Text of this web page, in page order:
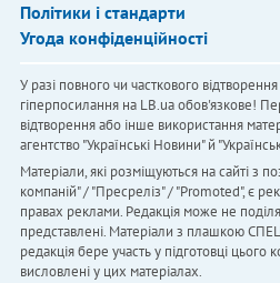
Політики і стандарти
Угода конфіденційності
У разі повного чи часткового
гіперпосилання на LB.ua обов'язкове!
відтворення або інше використання
агентство "Українськi Новини" й
Матеріали, які розміщуються на сайті з
компаній" / "Пресреліз" / "Promoted", є
правах реклами. Редакція може не
представлені. Матеріали з плашкою
редакція бере участь у підготовці цього
висловлені у цих матеріалах.